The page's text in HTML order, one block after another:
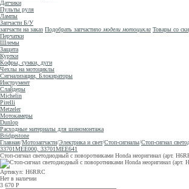
Датчики
Пульты руля
Лампы
Запчасти Б/У
запчасти на заказ Подобрать запчастипо модели мотоцикла Товары со
Перчатки
Шлемы
Защита
Куртки
Кофры, сумки, дуги
Чехлы на мотоциклы
Сигнализации, Блокираторы
Инструмент
Слайдеры
Michelin
Pirelli
Metzeler
Мотокамеры
Dunlop
Расходные материалы для шиномонтажа
Bridgestone
Главная/Мотозапчасти/Электрика и свет/Стоп-сигналы/Стоп-сигнал
33701MEE000, 33701MEE641
Стоп-сигнал светодиодный с поворотниками Honda неоригинал (арт.
Артикул: H6RRC
Нет в наличии
3 670 Р